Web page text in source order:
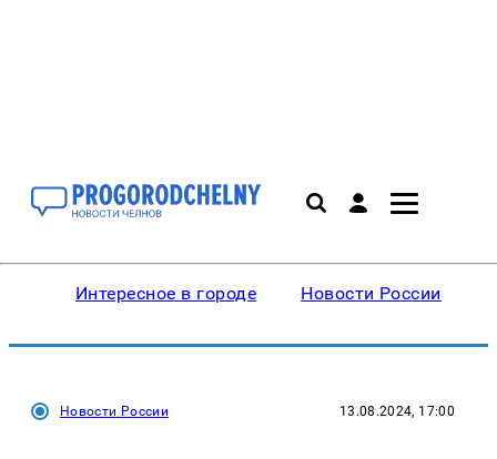
Интересное в городе Новости России
Новости России 13.08.2024, 17:00